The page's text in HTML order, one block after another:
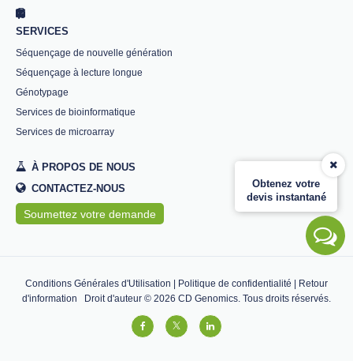
Obtenez votre
devis instantané
SERVICES
Séquençage de nouvelle génération
Séquençage à lecture longue
Génotypage
Services de bioinformatique
Services de microarray
À PROPOS DE NOUS
CONTACTEZ-NOUS
Soumettez votre demande
Conditions Générales d'Utilisation Politique de confidentialité
Retour
d'information Droit d'auteur © 2026 CD Genomics. Tous droits réservés.